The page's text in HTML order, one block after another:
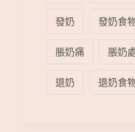
發奶
發奶食
脹奶痛
脹奶
退奶
退奶食